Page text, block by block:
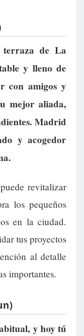
de La
y lleno de
con amigos y
mejor aliada,
Madrid
y acogedor
revitalizar
los pequeños
en la ciudad.
tus proyectos
al detalle
importantes.
y hoy tú